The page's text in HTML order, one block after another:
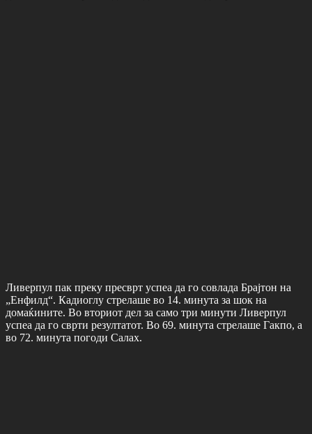
Ливерпул пак преку пресврт успеа да го совлада Брајтон на
„Енфилд“. Кадиоглу стрелаше во 14. минута за шок на
домаќините. Во вториот дел за само три минути Ливерпул
успеа да го сврти резултатот. Во 69. минута стрелаше Гакпо, а
во 72. минута погоди Салах.